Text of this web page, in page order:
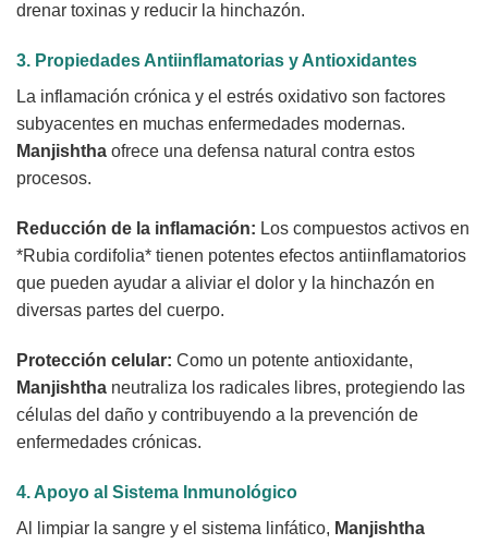
drenar toxinas y reducir la hinchazón.
3. Propiedades Antiinflamatorias y Antioxidantes
La inflamación crónica y el estrés oxidativo son factores
subyacentes en muchas enfermedades modernas.
Manjishtha ofrece una defensa natural contra estos
procesos.
Reducción de la inflamación: Los compuestos activos en
*Rubia cordifolia* tienen potentes efectos antiinflamatorios
que pueden ayudar a aliviar el dolor y la hinchazón en
diversas partes del cuerpo.
Protección celular: Como un potente antioxidante,
Manjishtha neutraliza los radicales libres, protegiendo las
células del daño y contribuyendo a la prevención de
enfermedades crónicas.
4. Apoyo al Sistema Inmunológico
Al limpiar la sangre y el sistema linfático, Manjishtha